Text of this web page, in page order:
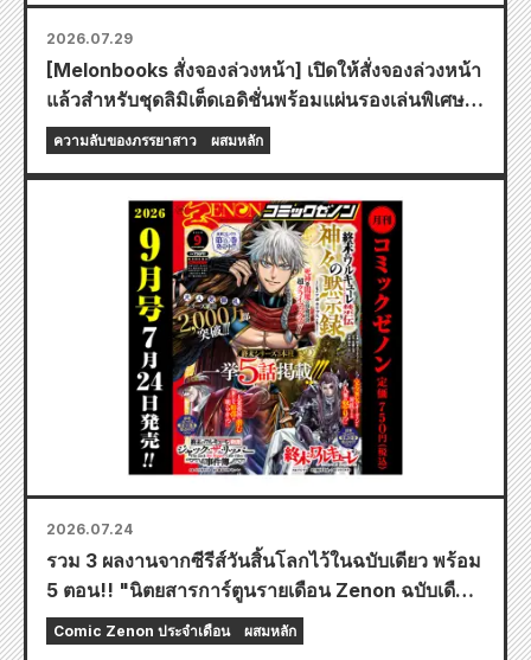
2026.07.29
[Melonbooks สั่งจองล่วงหน้า] เปิดให้สั่งจองล่วงหน้า
แล้วสำหรับชุดลิมิเต็ดเอดิชั่นพร้อมแผ่นรองเล่นพิเศษที่
มีภาพประกอบสุดงดงามของฟูยูกิ โทโจ วาดโดยคุโด!
เล่มที่ 6 ล่าสุดของ "ความลับของเจ้าสาวสาว" มี
ความลับของภรรยาสาว ผสมหลัก
2026.07.24
รวม 3 ผลงานจากซีรีส์วันสิ้นโลกไว้ในฉบับเดียว พร้อม
5 ตอน!! "นิตยสารการ์ตูนรายเดือน Zenon ฉบับเดือน
กันยายน 2026" วางจำหน่ายวันที่ 24 กรกฎาคม!!
Comic Zenon ประจำเดือน ผสมหลัก